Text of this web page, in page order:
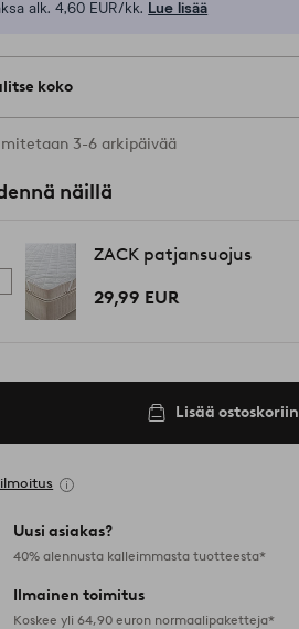
alk. 4,60 EUR/kk. Lue lisää
koko
on kaikkia kokoja
3-6 arkipäivää
näillä
ZACK patjansuojus
29,99 EUR
Lisää ostoskoriin
Uusi asiakas?
40% alennusta kalleimmasta tuotteesta*
Ilmainen toimitus
Koskee yli 64,90 euron normaalipaketteja*